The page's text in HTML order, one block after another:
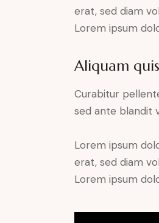
erat, sed diam
Lorem ipsum
Aliquam
Curabitur
sed ante blandit
Lorem ipsum
erat, sed diam
Lorem ipsum